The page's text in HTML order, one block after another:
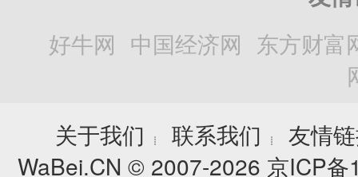
好牛网 中国经济网 东方财富
关于我们
┊ 联系我们 ┊
友情
WaBei.CN © 2007-2026 京ICP